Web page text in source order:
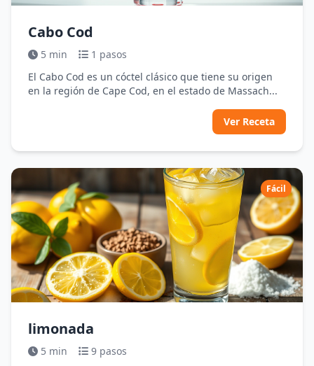
Cabo Cod
5 min
1 pasos
El Cabo Cod es un cóctel clásico que tiene su origen
en la región de Cape Cod, en el estado de Massach...
Ver Receta
Fácil
limonada
5 min
9 pasos